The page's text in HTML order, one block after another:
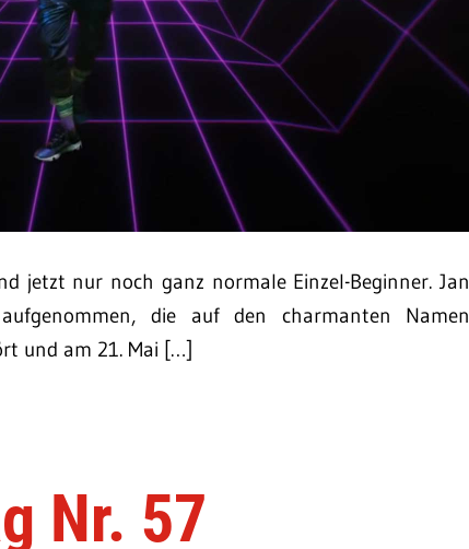
jetzt nur noch ganz normale Einzel-Beginner. Jan
die auf den charmanten Namen
und am 21. Mai […]
Nr. 57